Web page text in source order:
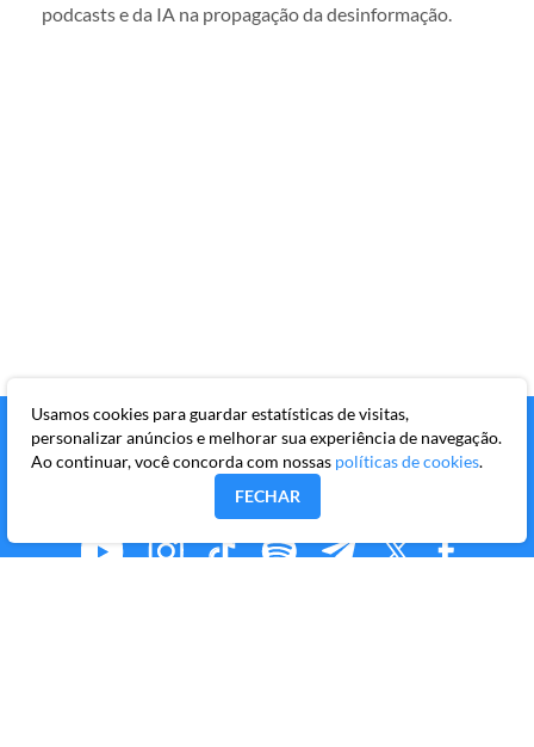
podcasts e da IA na propagação da desinformação.
Usamos cookies para guardar estatísticas de visitas,
personalizar anúncios e melhorar sua experiência de navegação.
Ao continuar, você concorda com nossas políticas de cookies.
FECHAR